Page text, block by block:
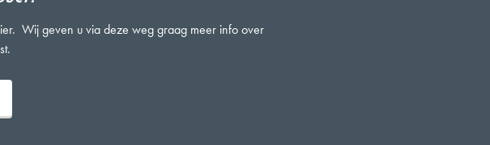
Wij geven u via deze weg graag meer info over